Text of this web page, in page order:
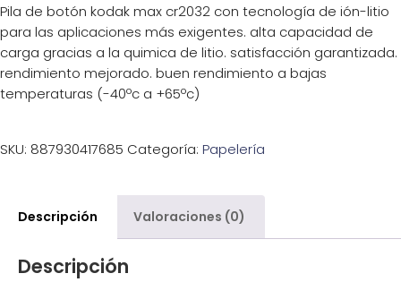
Pila de botón kodak max cr2032 con tecnología de ión-litio
para las aplicaciones más exigentes. alta capacidad de
carga gracias a la quimica de litio. satisfacción garantizada.
rendimiento mejorado. buen rendimiento a bajas
temperaturas (-40ºc a +65ºc)
SKU: 887930417685 Categoría: Papelería
Descripción Valoraciones (0)
Descripción